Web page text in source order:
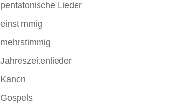
pentatonische Lieder
einstimmig
mehrstimmig
Jahreszeitenlieder
Kanon
Gospels